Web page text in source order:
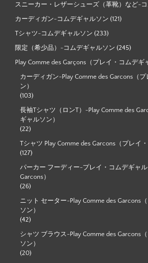
スニーカー・レザーシューズ（革靴）など-
カーディガン-コムデギャルソン (121)
Tシャツ-コムデギャルソン (233)
限定（希少品）-コムデギャルソン (245)
Play Comme des Garçons（プレイ・コムデギ
カーディガン-Play Comme des Garcons（
ン）
(103)
長袖Tシャツ（ロンT）-Play Comme des
ギャルソン）
(22)
Tシャツ Play Comme des Garcons（プレイ
(127)
パーカー フーディー-プレイ・コムデギャル
Garcons）
(26)
ニット セーター-Play Comme des Garcons
ソン）
(42)
シャツ ブラウス-Play Comme des Garcons
ソン）
(20)